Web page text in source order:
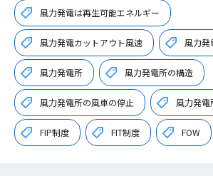
風力発電は再生可能エネルギー
風力発電カットアウト風速 風力
風力発電所 風力発電所の構造
風力発電所の風車の停止 風力発
FIP制度 FIT制度 FOW